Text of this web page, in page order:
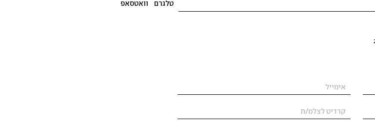
טלגרם וואטסאפ